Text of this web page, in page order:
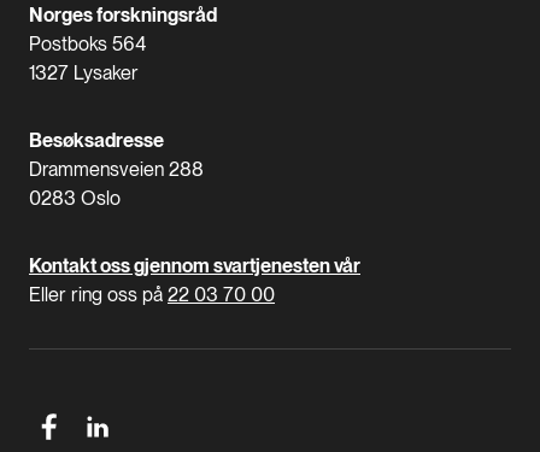
Norges forskningsråd
Postboks 564
1327 Lysaker
Besøksadresse
Drammensveien 288
0283 Oslo
Kontakt oss gjennom svartjenesten vår
Eller ring oss på 22 03 70 00